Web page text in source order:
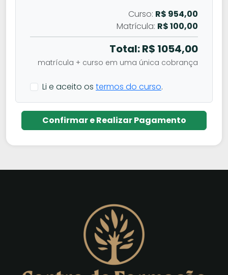
Curso: R$ 954,00
Matrícula: R$ 100,00
Total: R$ 1054,00
matrícula + curso em uma única cobrança
Li e aceito os termos do curso.
Confirmar e Realizar Pagamento